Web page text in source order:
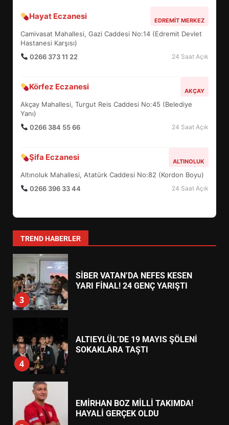
Hayat Eczanesi EDREMIT MERKEZ
Camivasat Mahallesi, Gazi Caddesi No:14 (Edremit Devlet
Hastanesi Karşısı)
0266 373 11 22
24 Saat Açık
Körfez Eczanesi AKÇAY
Akçay Mahallesi, Turgut Reis Caddesi No:45 (Belediye
Yanı)
0266 384 55 66
24 Saat Açık
Şifa Eczanesi ALTINOLUK
Altınoluk Mahallesi, Atatürk Caddesi No:82 (Kordon Boyu)
0266 396 33 44
24 Saat Açık
TREND HABERLER
6
EDREMİT’TE 19 MAYIS COŞKUSU
MEYDANLARA TAŞTI
7
SEFERBERLİĞİ: TÜM İLÇE
1
EXPO 2026’DA YÜKSELDİ
2
3
SİBER VATAN’DA NEFES KESEN
YARI FİNAL! 24 GENÇ YARIŞTI
4
ALTIEYLÜL’DE 19 MAYIS ŞÖLENİ
SOKAKLARA TAŞTI
EMİRHAN BOZ MİLLİ TAKIMDA!
HAYALİ GERÇEK OLDU